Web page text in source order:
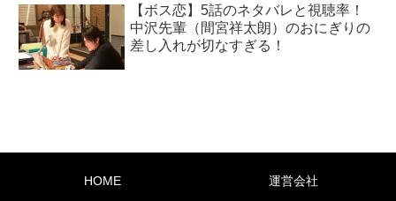
【ボス恋】5話のネタバレと視聴率！
中沢先輩（間宮祥太朗）のおにぎりの
差し入れが切なすぎる！
HOME 運営会社